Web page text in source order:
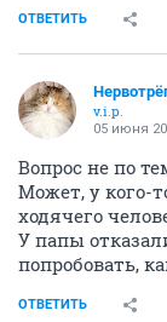
ОТВЕТИТЬ
v.i.p.
05 июня
Вопрос не по
Может, у кого-
ходячего
У папы
попробовать,
ОТВЕТИТЬ